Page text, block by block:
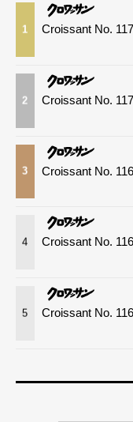
1 Croissant No.
2 Croissant No.
3 Croissant No.
4 Croissant No.
5 Croissant No.